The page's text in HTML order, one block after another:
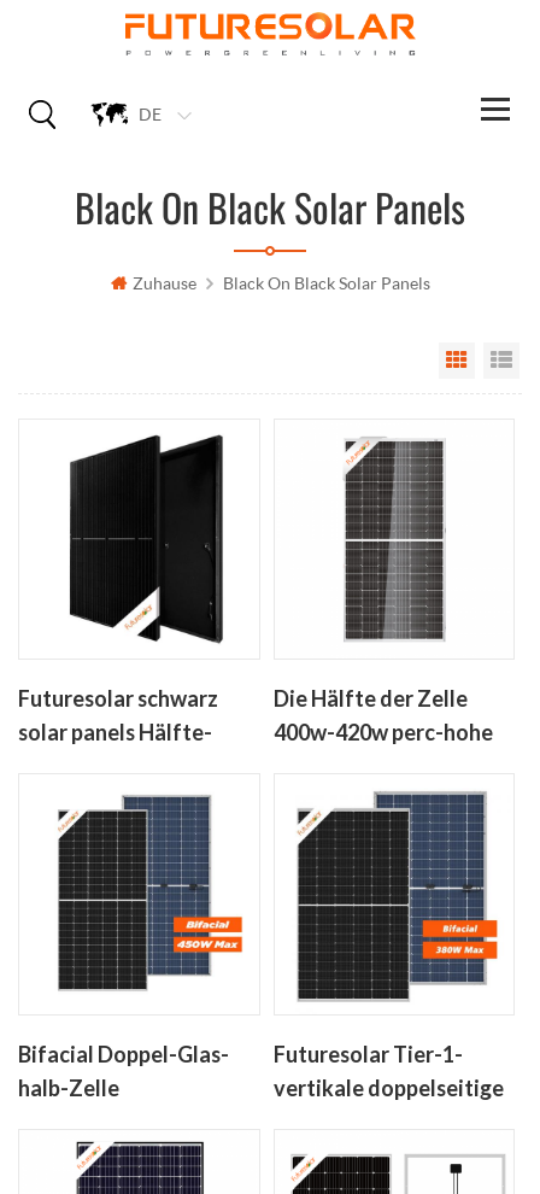
DE
Black On Black Solar Panels
Zuhause Black On Black Solar Panels
Grid
Futuresolar schwarz
solar panels Hälfte-
crystalline solar panel
Die Hälfte der Zelle
400w-420w perc-hohe
ohne anti-dumping-
Steuern
Bifacial Doppel-Glas-
halb-Zelle
410w-450w
Futuresolar Tier-1-
vertikale doppelseitige
350W-380W